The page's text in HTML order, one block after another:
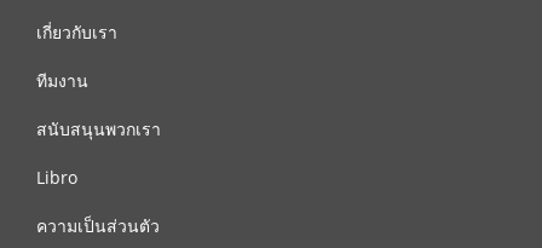
เกี่ยวกับเรา
ทีมงาน
สนับสนุนพวกเรา
Libro
ความเป็นส่วนตัว